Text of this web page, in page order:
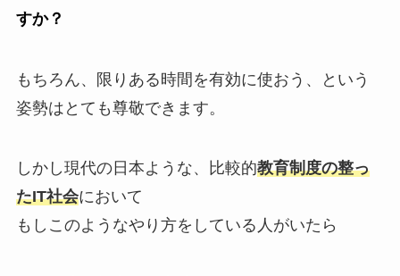
すか？
もちろん、限りある時間を有効に使おう、という
姿勢はとても尊敬できます。
しかし現代の日本ような、比較的教育制度の整っ
たIT社会において
もしこのようなやり方をしている人がいたら